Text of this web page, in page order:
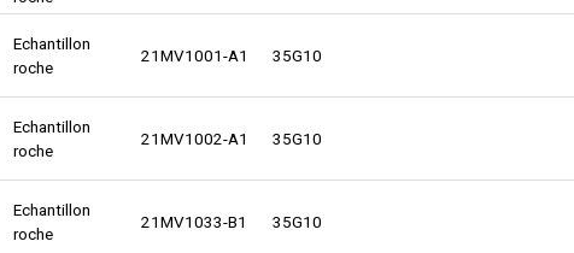
Echantillon
roche
21MV1001-A1 35G10
Echantillon
roche
21MV1002-A1 35G10
Echantillon
roche
21MV1033-B1 35G10